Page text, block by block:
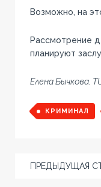
Возможно, на
Рассмотрение
планируют
Елена Бычкова.
КРИМИНАЛ
ПРЕДЫДУЩАЯ